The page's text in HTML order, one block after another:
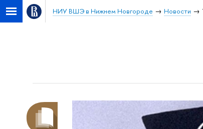
НИУ ВШЭ в Нижнем Новгороде Новости